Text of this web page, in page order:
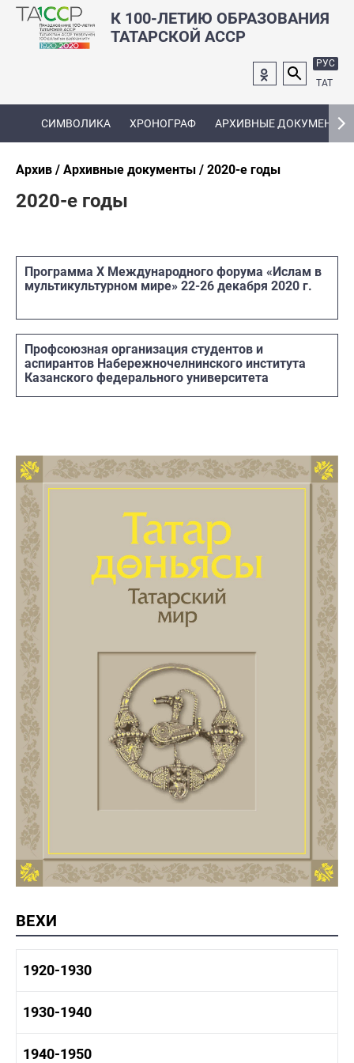
К 100-ЛЕТИЮ ОБРАЗОВАНИЯ
ТАТАРСКОЙ АССР
РУС
ТАТ
СИМВОЛИКА ХРОНОГРАФ АРХИВНЫЕ ДОКУМЕНТЫ
Архив Архивные документы 2020-е годы
2020-е годы
Программа X Международного форума «Ислам в
мультикультурном мире» 22-26 декабря 2020 г.
Профсоюзная организация студентов и
аспирантов Набережночелнинского института
Казанского федерального университета
ВЕХИ
1920-1930
1920-1930 история
1920-1930 культура
1930-1940
1930-1940 история
1940-1950